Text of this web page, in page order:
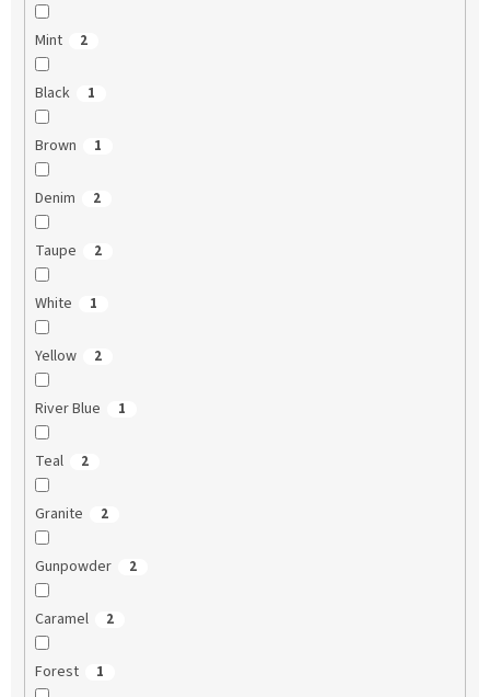
Mint 2
Black 1
Brown 1
Denim 2
Taupe 2
White 1
Yellow 2
River Blue 1
Teal 2
Granite 2
Gunpowder 2
Caramel 2
Forest 1